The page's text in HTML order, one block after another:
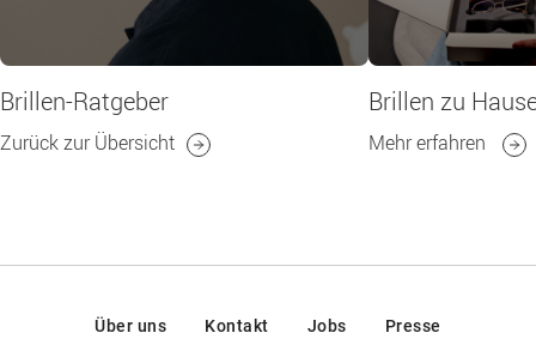
Brillen-Ratgeber
Zurück zur Übersicht
Brillen zu
Mehr erfahren
Über uns Kontakt Jobs Presse